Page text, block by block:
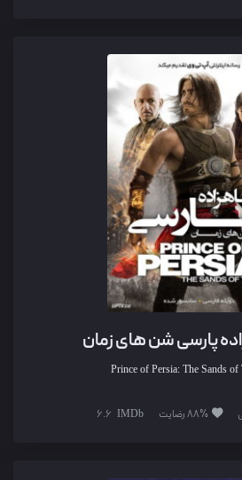
پارسی شن های زمان
Prince of Persia: The Sands of
88% رضایت